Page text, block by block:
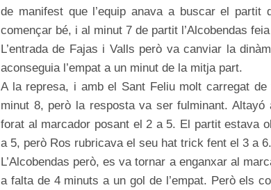
de manifest que l’equip anava a buscar el
començar bé, i al minut 7 de partit l’Alcobendas
L’entrada de Fajas i Valls però va canviar la
aconseguia l’empat a un minut de la mitja part.
A la represa, i amb el Sant Feliu molt carregat
minut 8, però la resposta va ser fulminant.
forat al marcador posant el 2 a 5. El partit estava
a 5, però Ros rubricava el seu hat trick fent el 3 a 6.
L’Alcobendas però, es va tornar a enganxar al
a falta de 4 minuts a un gol de l’empat. Però els